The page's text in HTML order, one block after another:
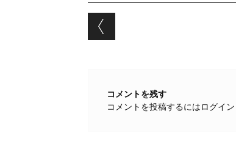
Post navigation
コメントを残す
コメントを投稿するにはログイン